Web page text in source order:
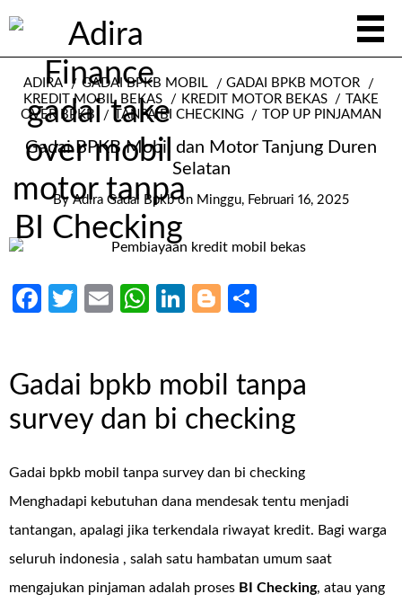
ADIRA GADAI BPKB MOBIL
GADAI BPKB MOTOR
KREDIT MOBIL BEKAS
KREDIT MOTOR BEKAS
TAKE
OVER BPKB
TANPA BI CHECKING TOP UP PINJAMAN
Gadai BPKB Mobil dan Motor Tanjung Duren
Selatan
ByAdira Gadai Bpkb on Minggu, Februari 16, 2025
Facebook
Twitter
EmailWhatsApp
LinkedIn
Blogger
Gadai bpkb mobil tanpa
survey dan bi checking
Gadai bpkb mobil tanpa survey dan bi checking
Menghadapi kebutuhan dana mendesak tentu menjadi
tantangan, apalagi jika terkendala riwayat kredit. Bagi warga
seluruh indonesia , salah satu hambatan umum saat
mengajukan pinjaman adalah proses BI Checking, atau yang